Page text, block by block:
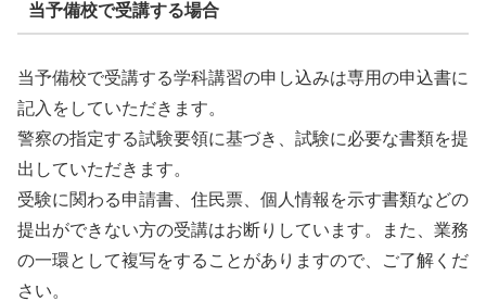
当予備校で受講する場合
当予備校で受講する学科講習の申し込みは専用の申込書に
記入をしていただきます。
警察の指定する試験要領に基づき、試験に必要な書類を提
出していただきます。
受験に関わる申請書、住民票、個人情報を示す書類などの
提出ができない方の受講はお断りしています。また、業務
の一環として複写をすることがありますので、ご了解くだ
さい。